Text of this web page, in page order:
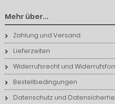
Mehr über...
Zahlung und Versand
Lieferzeiten
Widerrufsrecht und
Bestellbedingungen
Datenschutz und